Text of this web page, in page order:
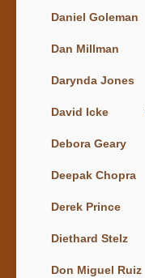
Daniel Goleman
Dan Millman
Darynda Jones
David Icke
Debora Geary
Deepak Chopra
Derek Prince
Diethard Stelz
Don Miguel Ruiz